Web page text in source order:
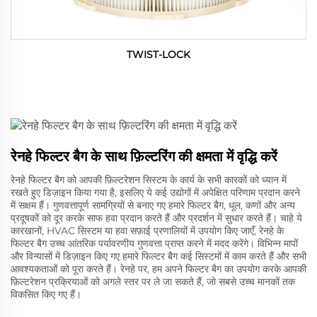
TWIST-LOCK
रेनहे फिल्टर बैग के साथ फ़िल्टरिंग की क्षमता में वृद्धि करें
रेनहे फिल्टर बैग को आपकी फ़िल्टरेशन सिस्टम के कार्य के सभी कारकों को ध्यान में
रखते हुए डिज़ाइन किया गया है, इसलिए ये कई उद्योगों में अपेक्षित परिणाम प्रदान करने
में सक्षम हैं। गुणवत्तापूर्ण सामग्रियों से बनाए गए हमारे फिल्टर बैग, धूल, कणों और अन्य
प्रदूषकों को दूर करके साफ हवा प्रदान करते हैं और प्रदर्शन में सुधार करते हैं। चाहे ये
कारखानों, HVAC सिस्टम या हवा सफ़ाई प्रणालियों में उपयोग किए जाएँ, रेनहे के
फिल्टर बैग उच्च आंतरिक पर्यावरणीय गुणवत्ता प्राप्त करने में मदद करेंगे। विभिन्न मापों
और विन्यासों में डिज़ाइन किए गए हमारे फिल्टर बैग कई सिस्टमों में काम करते हैं और सभी
आवश्यकताओं को पूरा करते हैं। रेनहे पर, हम अपने फिल्टर बैग का उपयोग करके आपकी
फ़िल्टरेशन प्रक्रियाओं को अगले स्तर पर ले जा सकते हैं, जो सबसे उच्च मानकों तक
विकसित किए गए हैं।